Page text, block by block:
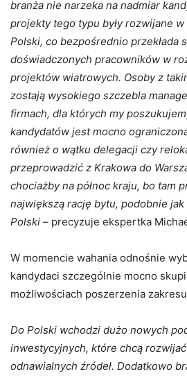
branża nie narzeka na nadmiar
projekty tego typu były rozwijane
Polski, co bezpośrednio przekłada
doświadczonych pracowników w
projektów wiatrowych. Osoby z
zostają wysokiego szczebla
firmach, dla których my
kandydatów jest mocno
również o wątku delegacji czy
przeprowadzić z Krakowa do
chociażby na północ kraju, bo tam
największą rację bytu, podobnie
Polski – precyzuje ekspertka
W momencie wahania odnośnie
kandydaci szczególnie mocno
możliwościach poszerzenia
Do Polski wchodzi dużo nowych
inwestycyjnych, które chcą
odnawialnych źródeł. Dodatkowo